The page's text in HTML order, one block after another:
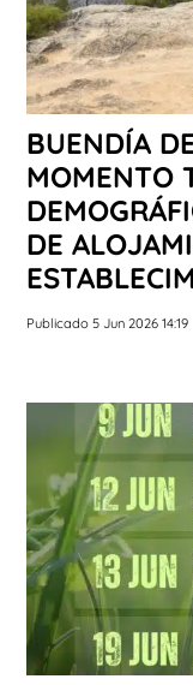
BUENDÍA
MOMENTO
DE
Publicado 5 Jun 2026 14:19